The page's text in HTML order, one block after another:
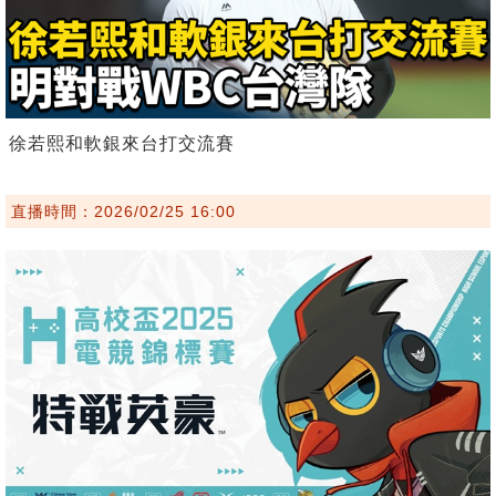
徐若熙和軟銀來台打交流賽
直播時間：2026/02/25 16:00